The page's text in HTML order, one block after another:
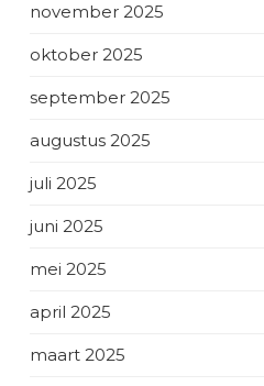
november 2025
oktober 2025
september 2025
augustus 2025
juli 2025
juni 2025
mei 2025
april 2025
maart 2025